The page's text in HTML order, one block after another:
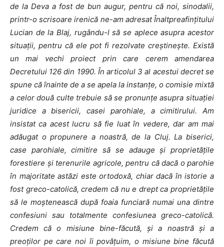
de la Deva a fost de bun augur, pentru că noi, sinodalii,
printr-o scrisoare irenică ne-am adresat Înaltpreafinţitului
Lucian de la Blaj, rugându-l să se aplece asupra acestor
situaţii, pentru că ele pot fi rezolvate creştineşte. Există
un mai vechi proiect prin care cerem amendarea
Decretului 126 din 1990. În articolul 3 al acestui decret se
spune că înainte de a se apela la instanţe, o comisie mixtă
a celor două culte trebuie să se pronunţe asupra situaţiei
juridice a bisericii, casei parohiale, a cimitirului. Am
insistat ca acest lucru să fie luat în vedere, dar am mai
adăugat o propunere a noastră, de la Cluj. La biserici,
case parohiale, cimitire să se adauge şi proprietăţile
forestiere şi terenurile agricole, pentru că dacă o parohie
în majoritate astăzi este ortodoxă, chiar dacă în istorie a
fost greco-catolică, credem că nu e drept ca proprietăţile
să le moştenească după foaia funciară numai una dintre
confesiuni sau totalmente confesiunea greco-catolică.
Credem că o misiune bine-făcută, şi a noastră şi a
preoţilor pe care noi îi povăţuim, o misiune bine făcută